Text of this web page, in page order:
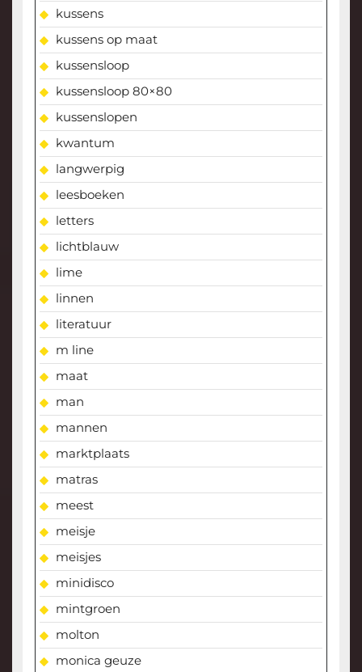
kussens
kussens op maat
kussensloop
kussensloop 80×80
kussenslopen
kwantum
langwerpig
leesboeken
letters
lichtblauw
lime
linnen
literatuur
m line
maat
man
mannen
marktplaats
matras
meest
meisje
meisjes
minidisco
mintgroen
molton
monica geuze